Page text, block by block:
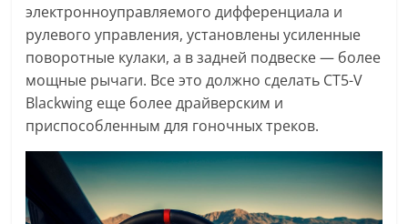
электронноуправляемого дифференциала и
рулевого управления, установлены усиленные
поворотные кулаки, а в задней подвеске — более
мощные рычаги. Все это должно сделать CT5-V
Blackwing еще более драйверским и
приспособленным для гоночных треков.